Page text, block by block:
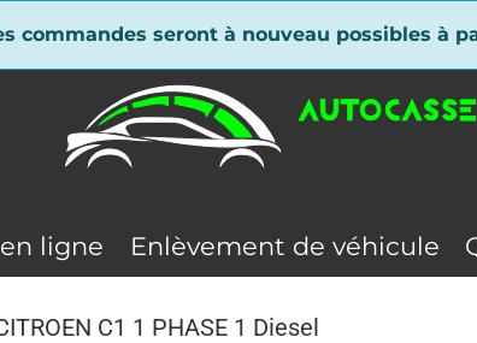
commandes seront à nouveau possibles à
ligne Enlèvement de véhicule
C1 1 PHASE 1 Diesel